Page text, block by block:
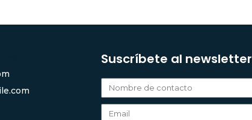
Suscríbete al newsletter